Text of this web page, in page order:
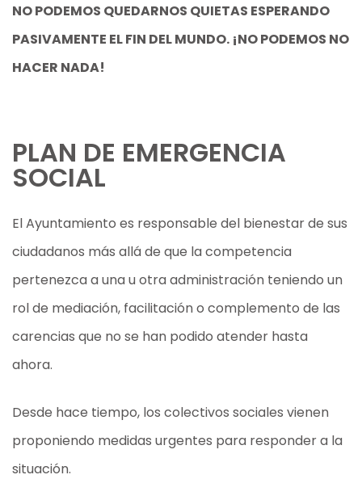
NO PODEMOS QUEDARNOS QUIETAS ESPERANDO
PASIVAMENTE EL FIN DEL MUNDO. ¡NO PODEMOS NO
HACER NADA!
PLAN DE EMERGENCIA
SOCIAL
El Ayuntamiento es responsable del bienestar de sus
ciudadanos más allá de que la competencia
pertenezca a una u otra administración teniendo un
rol de mediación, facilitación o complemento de las
carencias que no se han podido atender hasta
ahora.
Desde hace tiempo, los colectivos sociales vienen
proponiendo medidas urgentes para responder a la
situación.